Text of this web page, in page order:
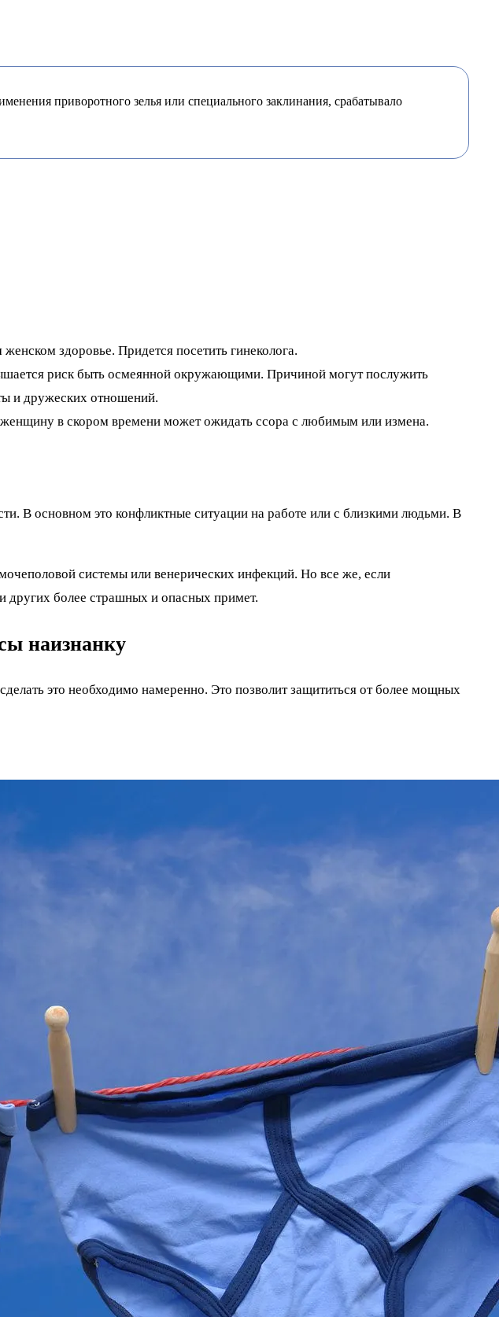
приворотного зелья или специального заклинания, срабатывало
здоровье. Придется посетить гинеколога.
риск быть осмеянной окружающими. Причиной могут послужить
и дружеских отношений.
в скором времени может ожидать ссора с любимым или измена.
В основном это конфликтные ситуации на работе или с близкими людьми. В
системы или венерических инфекций. Но все же, если
других более страшных и опасных примет.
наизнанку
это необходимо намеренно. Это позволит защититься от более мощных